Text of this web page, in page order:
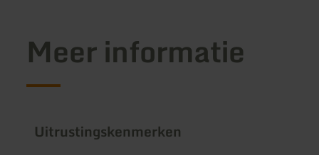
Meer informatie
Uitrustingskenmerken